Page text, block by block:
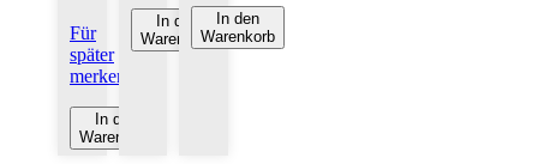
Für
später
merken
In den
Warenkorb
In den
Warenkorb
In den
Warenkorb